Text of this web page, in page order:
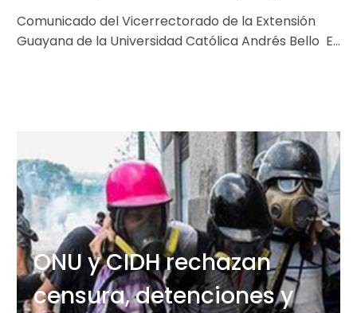
Lizardi Casañas
Comunicado del Vicerrectorado de la Extensión
Guayana de la Universidad Católica Andrés Bello El
ONU y CIDH rechazan
censura, detenciones y